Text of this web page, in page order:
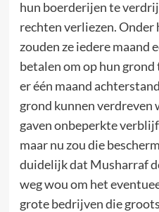
hun boerderijen te
rechten verliezen. Onder
zouden ze iedere maand
betalen om op hun
er één maand
grond kunnen verdreven
gaven onbeperkte
maar nu zou die
duidelijk dat Musharraf
weg wou om het
grote bedrijven die